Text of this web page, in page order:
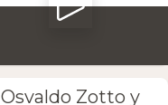
Osvaldo Zotto y